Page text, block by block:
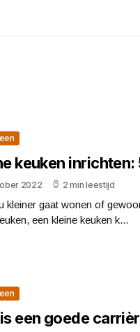
keuken inrichten:
2022 2 min leestijd
kleiner gaat wonen of
een kleine keuken k...
een goede